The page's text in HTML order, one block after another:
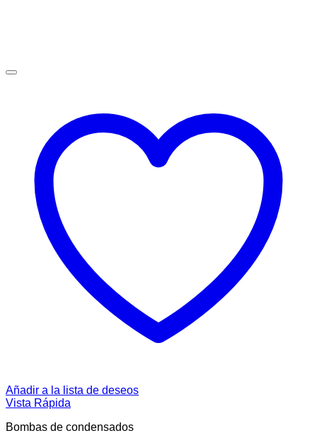
Añadir a la lista de deseos
Vista Rápida
Bombas de condensados